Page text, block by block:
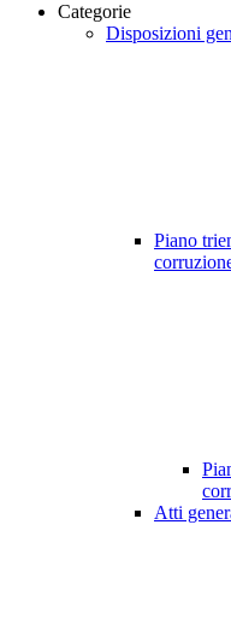
Categorie
Disposizioni
Piano
Atti